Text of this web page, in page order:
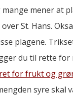
mener at
St. Hans.
plagene.
du til rette for
for frukt og
syre skal